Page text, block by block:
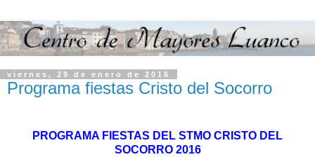
viernes, 29 de enero de 2016
Programa fiestas Cristo del Socorro
PROGRAMA FIESTAS DEL STMO CRISTO DEL
SOCORRO 2016